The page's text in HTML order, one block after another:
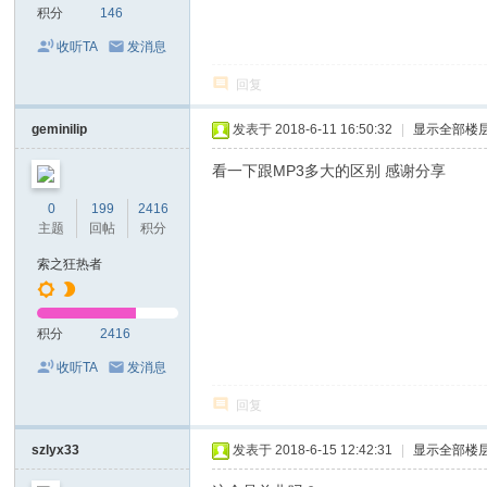
积分 146
收听TA 发消息
回复
geminilip
0
主题
199
回帖
2416
积分
索之狂热者
积分 2416
收听TA 发消息
发表于 2018-6-11 16:50:32 显示全部楼
看一下跟MP3多大的区别 感谢分享
回复
szlyx33 发表于 2018-6-15 12:42:31 显示全部楼